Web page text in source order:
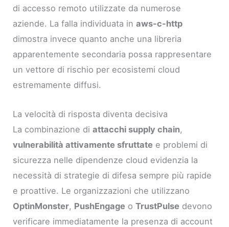
di accesso remoto utilizzate da numerose
aziende. La falla individuata inaws-c-http
dimostra invece quanto anche una libreria
apparentemente secondaria possa rappresentare
un vettore di rischio per ecosistemi cloud
estremamente diffusi.
La velocità di risposta diventa decisiva
La combinazione diattacchi supply chain,
vulnerabilità attivamente sfruttate e problemi di
sicurezza nelle dipendenze cloud evidenzia la
necessità di strategie di difesa sempre più rapide
e proattive. Le organizzazioni che utilizzano
OptinMonster, PushEngage oTrustPulse devono
verificare immediatamente la presenza di account